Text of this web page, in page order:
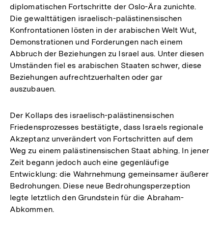
diplomatischen Fortschritte der Oslo-Ära zunichte.
Die gewalttätigen israelisch-palästinensischen
Konfrontationen lösten in der arabischen Welt Wut,
Demonstrationen und Forderungen nach einem
Abbruch der Beziehungen zu Israel aus. Unter diesen
Umständen fiel es arabischen Staaten schwer, diese
Beziehungen aufrechtzuerhalten oder gar
auszubauen.
Der Kollaps des israelisch-palästinensischen
Friedensprozesses bestätigte, dass Israels regionale
Akzeptanz unverändert von Fortschritten auf dem
Weg zu einem palästinensischen Staat abhing. In jener
Zeit begann jedoch auch eine gegenläufige
Entwicklung: die Wahrnehmung gemeinsamer äußerer
Bedrohungen. Diese neue Bedrohungsperzeption
legte letztlich den Grundstein für die Abraham-
Abkommen.